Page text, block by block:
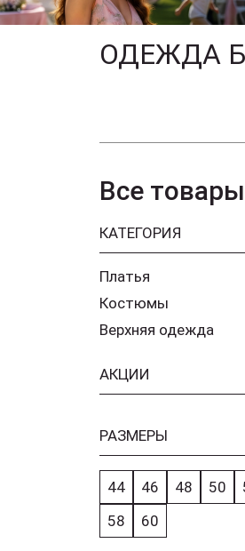
ОДЕЖДА
Все товары
КАТЕГОРИЯ
Платья
Костюмы
Верхняя одежда
АКЦИИ
РАЗМЕРЫ
44 46 48 50
58
60